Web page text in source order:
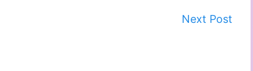
Next Post